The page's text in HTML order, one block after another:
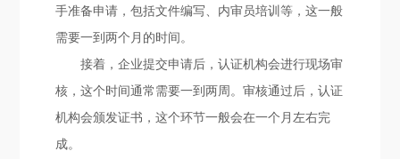
手准备申请，包括文件编写、内审员培训等，这一般
需要一到两个月的时间。
接着，企业提交申请后，认证机构会进行现场审
核，这个时间通常需要一到两周。审核通过后，认证
机构会颁发证书，这个环节一般会在一个月左右完
成。